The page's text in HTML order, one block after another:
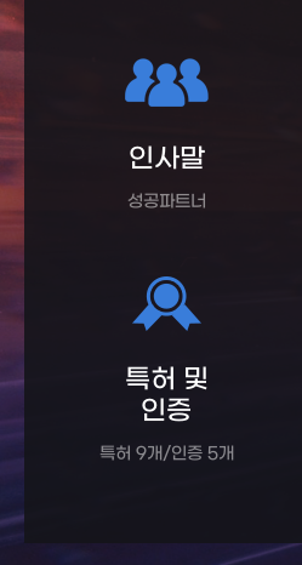
인사말
성공파트너
특허 및
인증
특허 9개/인증 5개